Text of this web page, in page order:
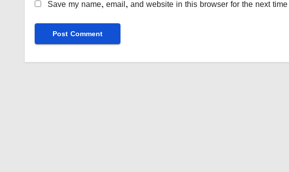
Save my name, email, and website in this browser for the next